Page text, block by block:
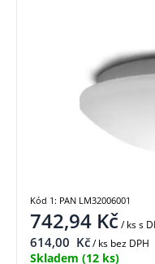
742,94 Kč/ kss
614,00 Kč/ ks bez DPH
Skladem (12 ks)
Kód 1: PAN LM32006001